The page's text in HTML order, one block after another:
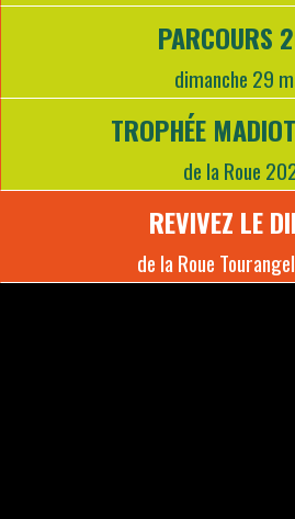
PARCOURS
dimanche 29
TROPHÉE
de la Roue
REVIVEZ LE
de la Roue